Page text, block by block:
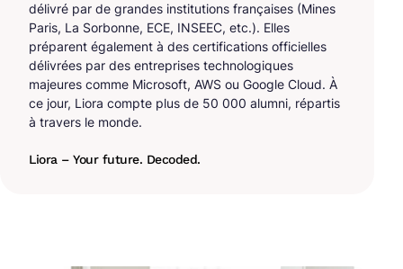
délivré par de grandes institutions françaises (Mines
Paris, La Sorbonne, ECE, INSEEC, etc.). Elles
préparent également à des certifications officielles
délivrées par des entreprises technologiques
majeures comme Microsoft, AWS ou Google Cloud. À
ce jour, Liora compte plus de 50 000 alumni, répartis
à travers le monde.
Liora – Your future. Decoded.